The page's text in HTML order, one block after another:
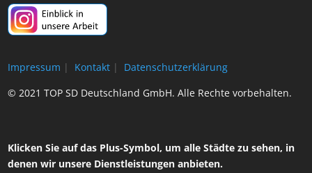
Impressum | Kontakt |
Datenschutzerklärung
© 2021 TOP SD Deutschland GmbH. Alle Rechte vorbehalten.
Klicken Sie auf das Plus-Symbol, um alle Städte zu sehen, in
denen wir unsere Dienstleistungen anbieten.